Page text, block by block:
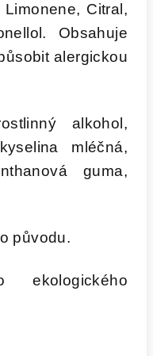
Citral,
Obsahuje
alergickou
alkohol,
mléčná,
guma,
původu.